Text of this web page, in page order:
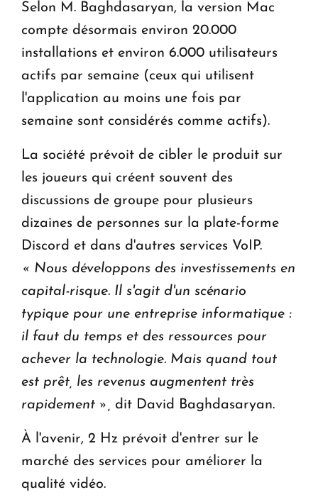
Selon M. Baghdasaryan, la version Mac
compte désormais environ 20.000
installations et environ 6.000 utilisateurs
actifs par semaine (ceux qui utilisent
l'application au moins une fois par
semaine sont considérés comme actifs).
La société prévoit de cibler le produit sur
les joueurs qui créent souvent des
discussions de groupe pour plusieurs
dizaines de personnes sur la plate-forme
Discord et dans d'autres services VoIP.
« Nous développons des investissements en
capital-risque. Il s'agit d'un scénario
typique pour une entreprise informatique :
il faut du temps et des ressources pour
achever la technologie. Mais quand tout
est prêt, les revenus augmentent très
rapidement », dit David Baghdasaryan.
À l'avenir, 2 Hz prévoit d'entrer sur le
marché des services pour améliorer la
qualité vidéo.